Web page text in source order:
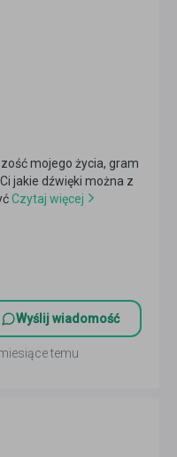
mojego życia, gram
jakie dźwięki można z
Czytaj więcej
Wyślij wiadomość
temu